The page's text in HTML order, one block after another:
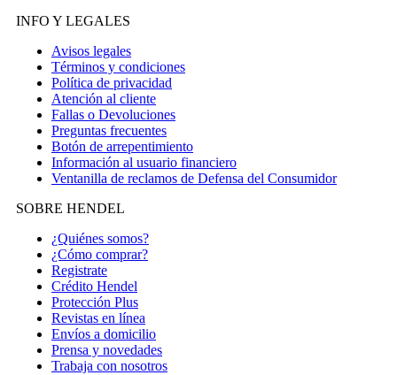
INFO Y LEGALES
Avisos legales
Términos y condiciones
Política de privacidad
Atención al cliente
Fallas o Devoluciones
Preguntas frecuentes
Botón de arrepentimiento
Información al usuario financiero
Ventanilla de reclamos de Defensa del Consumidor
SOBRE HENDEL
¿Quiénes somos?
¿Cómo comprar?
Registrate
Crédito Hendel
Protección Plus
Revistas en línea
Envíos a domicilio
Prensa y novedades
Trabaja con nosotros